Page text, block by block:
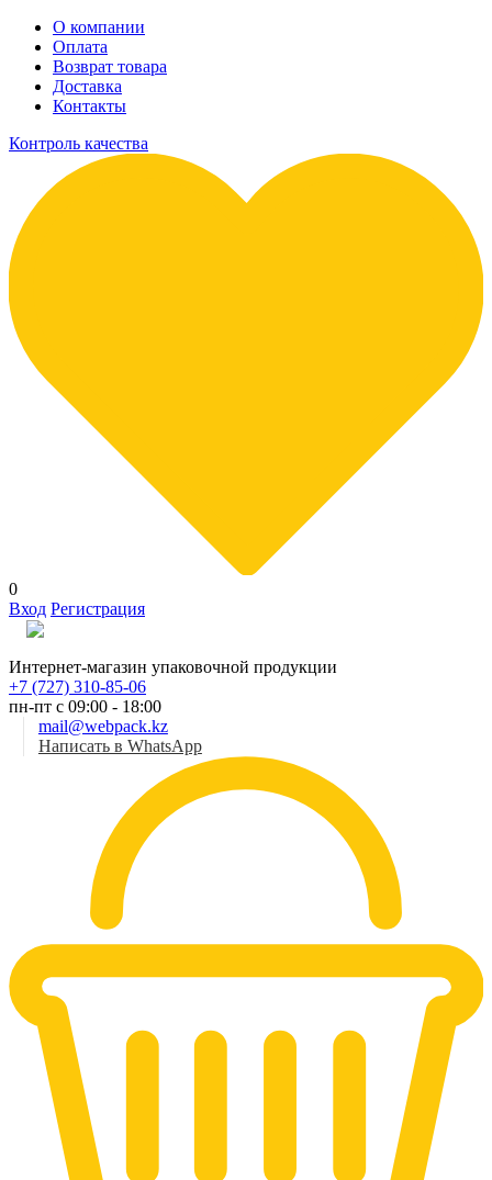
О компании
Оплата
Возврат товара
Доставка
Контакты
Контроль качества
0
Вход Регистрация
Интернет-магазин упаковочной продукции
+7 (727) 310-85-06
пн-пт с 09:00 - 18:00
mail@webpack.kz
Написать в WhatsApp